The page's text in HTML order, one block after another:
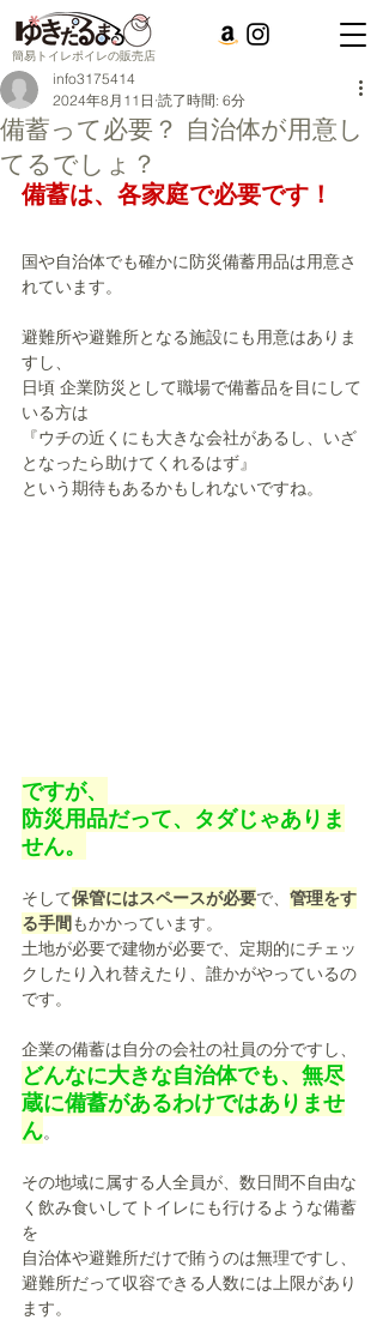
簡易トイレポイレの販売店
備蓄って必要？ 自治体が用意し
てるでしょ？
info3175414
2024年8月11日 読了時間: 6分
備蓄は、各家庭で必要です！
国や自治体でも確かに防災備蓄用品は用意さ
れています。
避難所や避難所となる施設にも用意はありま
すし、
日頃 企業防災として職場で備蓄品を目にして
いる方は
『ウチの近くにも大きな会社があるし、いざ
となったら助けてくれるはず』
という期待もあるかもしれないですね。
ですが、
防災用品だって、タダじゃありま
せん。
そして保管にはスペースが必要で、 管理をす
る手間 もかかっています。
土地が必要で建物が必要で、定期的にチェッ
クしたり入れ替えたり、誰かがやっているの
です。
企業の備蓄は自分の会社の社員の分ですし、
どんなに大きな自治体でも、無尽
蔵に備蓄があるわけではありませ
ん。
その地域に属する人全員が、数日間不自由な
く飲み食いしてトイレにも行けるような備蓄
を
自治体や避難所だけで賄うのは無理ですし、
避難所だって収容できる人数には上限があり
ます。